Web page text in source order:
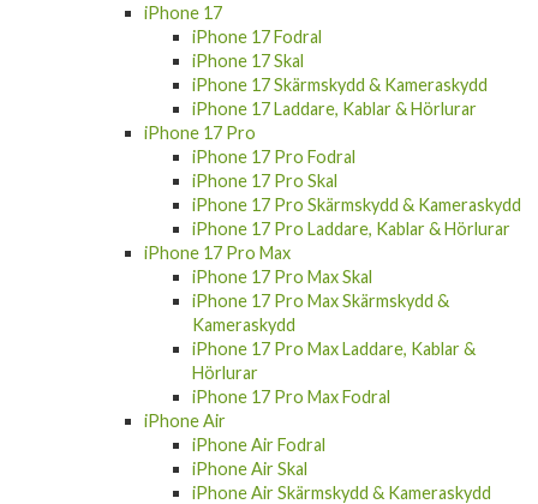
iPhone 17
iPhone 17 Fodral
iPhone 17 Skal
iPhone 17 Skärmskydd & Kameraskydd
iPhone 17 Laddare, Kablar & Hörlurar
iPhone 17 Pro
iPhone 17 Pro Fodral
iPhone 17 Pro Skal
iPhone 17 Pro Skärmskydd & Kameraskydd
iPhone 17 Pro Laddare, Kablar & Hörlurar
iPhone 17 Pro Max
iPhone 17 Pro Max Skal
iPhone 17 Pro Max Skärmskydd &
Kameraskydd
iPhone 17 Pro Max Laddare, Kablar &
Hörlurar
iPhone 17 Pro Max Fodral
iPhone Air
iPhone Air Fodral
iPhone Air Skal
iPhone Air Skärmskydd & Kameraskydd